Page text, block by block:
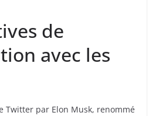
de
avec les
Twitter par Elon Musk, renommé